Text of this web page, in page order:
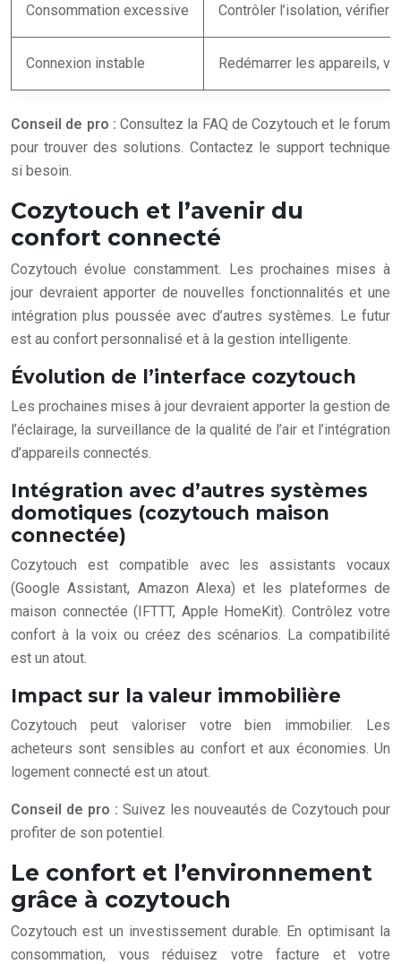
Consommation excessive Contrôler l’isolation, vérifier
Connexion instable Redémarrer les appareils,
Conseil de pro :Consultez la FAQ de Cozytouch et le forum
pour trouver des solutions. Contactez le support technique
si besoin.
Cozytouch et l’avenir du
confort connecté
Cozytouch évolue constamment. Les prochaines mises à
jour devraient apporter de nouvelles fonctionnalités et une
intégration plus poussée avec d’autres systèmes. Le futur
est au confort personnalisé et à la gestion intelligente.
Évolution de l’interface cozytouch
Les prochaines mises à jour devraient apporter la gestion de
l’éclairage, la surveillance de la qualité de l’air et l’intégration
d’appareils connectés.
Intégration avec d’autres systèmes
domotiques (cozytouch maison
connectée)
Cozytouch est compatible avec les assistants vocaux
(Google Assistant, Amazon Alexa) et les plateformes de
maison connectée (IFTTT, Apple HomeKit). Contrôlez votre
confort à la voix ou créez des scénarios. La compatibilité
est un atout.
Impact sur la valeur immobilière
Cozytouch peut valoriser votre bien immobilier. Les
acheteurs sont sensibles au confort et aux économies. Un
logement connecté est un atout.
Conseil de pro : Suivez les nouveautés de Cozytouch pour
profiter de son potentiel.
Le confort et l’environnement
grâce à cozytouch
Cozytouch est un investissement durable. En optimisant la
consommation, vous réduisez votre facture et votre